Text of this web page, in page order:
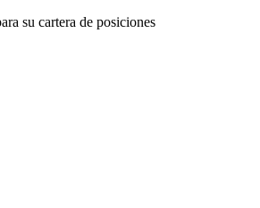
su cartera de posiciones